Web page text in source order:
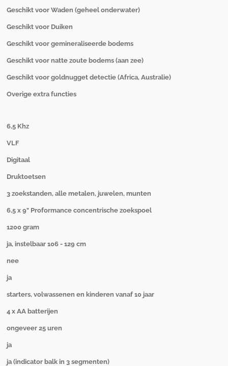
Geschikt voor Waden (geheel onderwater)
Geschikt voor Duiken
Geschikt voor gemineraliseerde bodems
Geschikt voor natte zoute bodems (aan zee)
Geschikt voor goldnugget detectie (Africa, Australie)
Overige extra functies
6,5 Khz
VLF
Digitaal
Druktoetsen
3 zoekstanden, alle metalen, juwelen, munten
6,5 x 9" Proformance concentrische zoekspoel
1200 gram
ja, instelbaar 106 - 129 cm
nee
ja
starters, volwassenen en kinderen vanaf 10 jaar
4 x AA batterijen
ongeveer 25 uren
ja
ja (indicator balk in 3 segmenten)